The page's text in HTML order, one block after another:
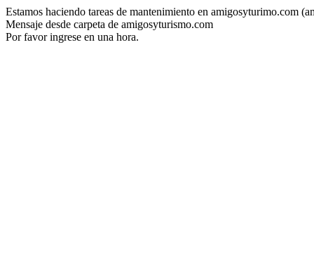
Estamos haciendo tareas de mantenimiento en amigosyturimo.com
Mensaje desde carpeta de amigosyturismo.com
Por favor ingrese en una hora.